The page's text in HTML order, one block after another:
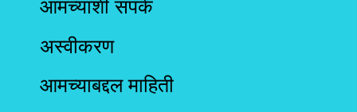
आमच्याशी संपर्क
अस्वीकरण
आमच्याबद्दल माहिती